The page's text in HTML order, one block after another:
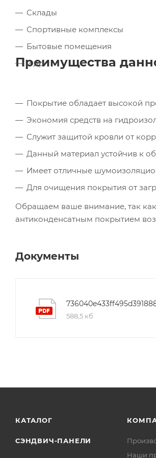
Склады
Спортивные комплексы
Бытовые помещения
и др.
Преимущества
Покрытие обладает высокой
Экономия средств на
Служит защитой кровли от
Данный материал устойчив к
Имеет отличные
Для очищения покрытия от
Обращаем ваше внимание, так
антиконденсатным покрытием
Документы
588,5 кб
КАТАЛОГ
СЭНДВИЧ-ПАНЕЛИ
Наши